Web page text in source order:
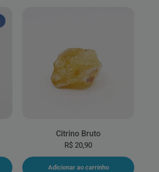
Citrino Bruto
R$ 20,90
Adicionar ao carrinho